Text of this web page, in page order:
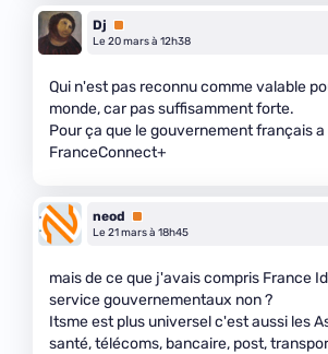
Dj
Premium
Le 20 mars à 12h38
Qui n'est pas reconnu comme valable
monde, car pas suffisamment forte.
Pour ça que le gouvernement français
FranceConnect+
neod
Premium
Le 21 mars à 18h45
mais de ce que j'avais compris France
service gouvernementaux non ?
Itsme est plus universel c'est aussi les
santé, télécoms, bancaire, post,